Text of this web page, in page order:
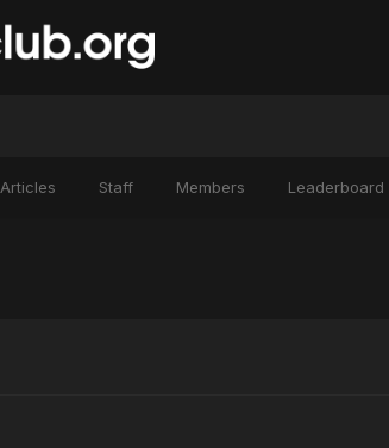
Articles Staff Members Leaderboard